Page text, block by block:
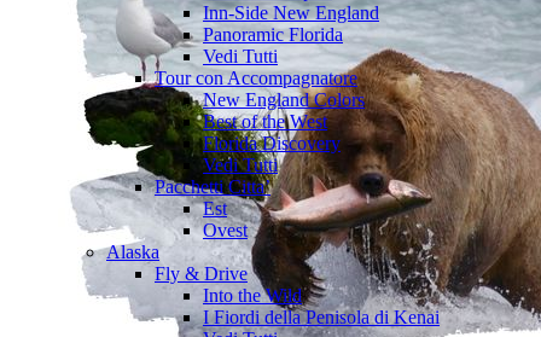
Inn-Side New England
Panoramic Florida
Vedi Tutti
Tour con Accompagnatore
New England Colors
Best of the West
Florida Discovery
Vedi Tutti
Pacchetti Citta’
Est
Ovest
Alaska
Fly & Drive
Into the Wild
I Fiordi della Penisola di Kenai